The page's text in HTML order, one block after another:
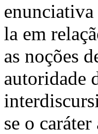
la em
as noções
autoridade
se o